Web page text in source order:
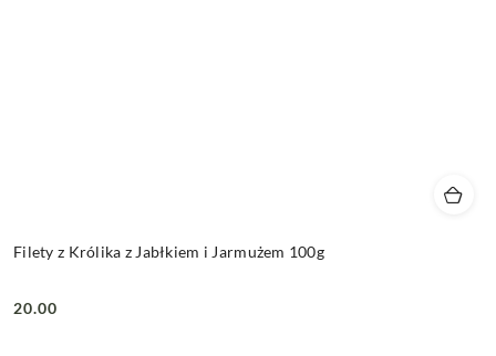
Filety z Królika z Jabłkiem i Jarmużem 100g
Cena:
20.00